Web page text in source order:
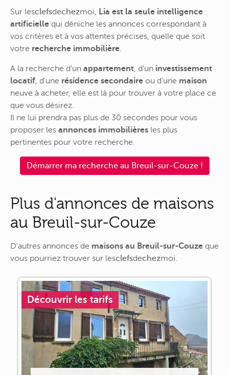
Sur lesclefsdechezmoi
Lia est la seule intelligence
artificielle qui déniche les annonces correspondant à
vos critères et à vos attentes précises, quelle que soit
votre recherche immobilière
A la recherche d'un appartement, d'un investissement
locatif, d'une résidence secondaire ou d'une maison
neuve à acheter, elle est là pour trouver à votre place ce
que vous désirez.
Il ne lui prendra pas plus de 30 secondes pour vous
proposer les annonces immobilières les plus
pertinentes pour votre recherche.
Démarrer ma recherche au Breuil-sur-Couze !
Plus d'annonces de maisons
au Breuil-sur-Couze
D'autres annonces de maisons au Breuil-sur-Couze que
vous pourriez trouver sur lesclefsdechezmoi.
Découvrir les tarifs